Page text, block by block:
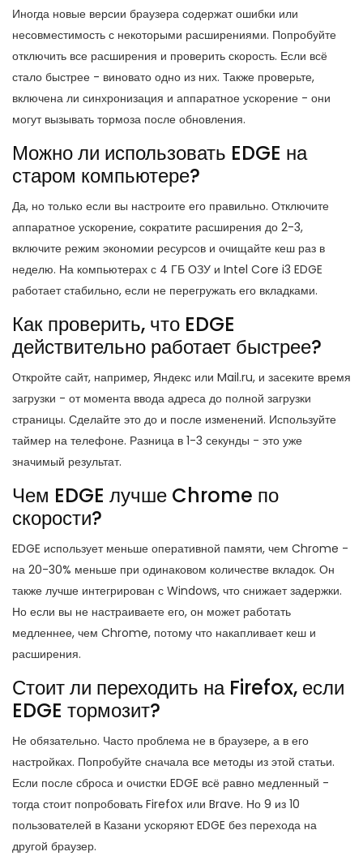
Иногда новые версии браузера содержат ошибки или
несовместимость с некоторыми расширениями. Попробуйте
отключить все расширения и проверить скорость. Если всё
стало быстрее - виновато одно из них. Также проверьте,
включена ли синхронизация и аппаратное ускорение - они
могут вызывать тормоза после обновления.
Можно ли использовать EDGE на
старом компьютере?
Да, но только если вы настроите его правильно. Отключите
аппаратное ускорение, сократите расширения до 2-3,
включите режим экономии ресурсов и очищайте кеш раз в
неделю. На компьютерах с 4 ГБ ОЗУ и Intel Core i3 EDGE
работает стабильно, если не перегружать его вкладками.
Как проверить, что EDGE
действительно работает быстрее?
Откройте сайт, например, Яндекс или Mail.ru, и засеките время
загрузки - от момента ввода адреса до полной загрузки
страницы. Сделайте это до и после изменений. Используйте
таймер на телефоне. Разница в 1-3 секунды - это уже
значимый результат.
Чем EDGE лучше Chrome по
скорости?
EDGE использует меньше оперативной памяти, чем Chrome -
на 20-30% меньше при одинаковом количестве вкладок. Он
также лучше интегрирован с Windows, что снижает задержки.
Но если вы не настраиваете его, он может работать
медленнее, чем Chrome, потому что накапливает кеш и
расширения.
Стоит ли переходить на Firefox, если
EDGE тормозит?
Не обязательно. Часто проблема не в браузере, а в его
настройках. Попробуйте сначала все методы из этой статьи.
Если после сброса и очистки EDGE всё равно медленный -
тогда стоит попробовать Firefox или Brave. Но 9 из 10
пользователей в Казани ускоряют EDGE без перехода на
другой браузер.